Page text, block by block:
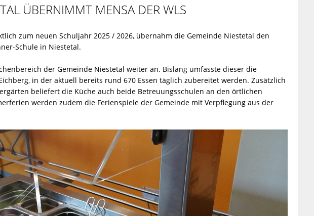
ÜBERNIMMT MENSA DER WLS
zum neuen Schuljahr 2025 / 2026, übernahm die Gemeinde Niestetal den
Schule in Niestetal.
der Gemeinde Niestetal weiter an. Bislang umfasste dieser die
in der aktuell bereits rund 670 Essen täglich zubereitet werden. Zusätzlich
beliefert die Küche auch beide Betreuungsschulen an den örtlichen
werden zudem die Ferienspiele der Gemeinde mit Verpflegung aus der